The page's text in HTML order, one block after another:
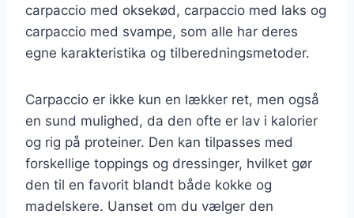
carpaccio med oksekød, carpaccio med laks og
carpaccio med svampe, som alle har deres
egne karakteristika og tilberedningsmetoder.
Carpaccio er ikke kun en lækker ret, men også
en sund mulighed, da den ofte er lav i kalorier
og rig på proteiner. Den kan tilpasses med
forskellige toppings og dressinger, hvilket gør
den til en favorit blandt både kokke og
madelskere. Uanset om du vælger den